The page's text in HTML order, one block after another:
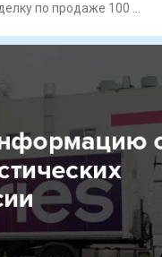
по продаже 100 %